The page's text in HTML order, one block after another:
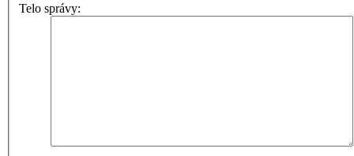
Telo správy: